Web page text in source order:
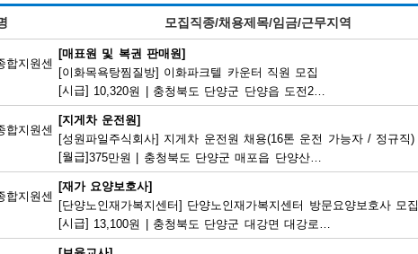
모집직종/채용제목/임금/근무지역
합지원센
[매표원 및 복권 판매원]
[이화목욕탕찜질방] 이화파크텔 카운터 직원 모집
[시급] 10,320원 | 충청북도 단양군 단양읍 도전2로 12
합지원센
[지게차 운전원]
[성원파일주식회사] 지게차 운전원 채용(16톤 운전 가능자 / 정규직)
[월급]375만원 | 충청북도 단양군 매포읍 단양산업단지2로 47
합지원센
[재가 요양보호사]
[단양노인재가복지센터] 단양노인재가복지센터 방문요양보호사 모집
[시급] 13,100원 |